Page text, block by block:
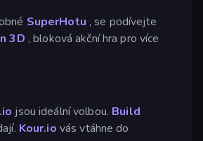
SuperHotu , se podívejte
3D , bloková akční hra pro více
jsou ideální volbou. Build
Kour.io vás vtáhne do